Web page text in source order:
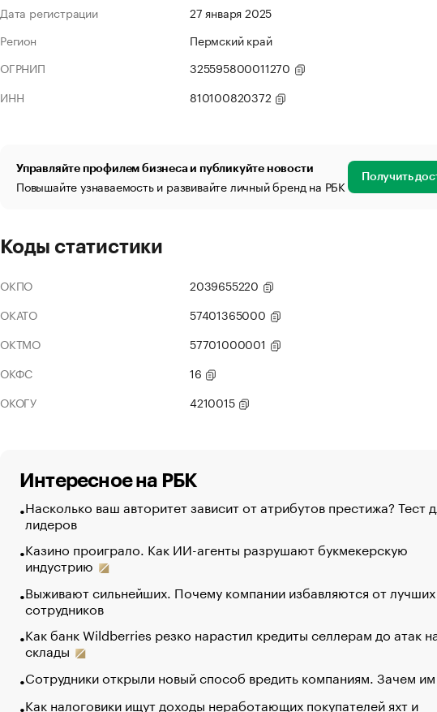
Дата регистрации
27 января 2025
Регион
Пермский край
ОГРНИП
325595800011270
ИНН
810100820372
Управляйте профилем бизнеса и публикуйте новости
Повышайте узнаваемость и развивайте личный бренд на РБК Получить
Коды статистики
ОКПО
2039655220
ОКАТО
57401365000
ОКТМО
57701000001
ОКФС
16
ОКОГУ
4210015
Интересное на РБК
Насколько ваш авторитет зависит от атрибутов престижа? Тест
лидеров
Казино проиграло. Как ИИ-агенты разрушают букмекерскую
индустрию
Выживают сильнейших. Почему компании избавляются от лучших
сотрудников
Как банк Wildberries резко нарастил кредиты селлерам до атак
склады
Сотрудники открыли новый способ вредить компаниям. Зачем
Как налоговики ищут доходы неработающих покупателей яхт и